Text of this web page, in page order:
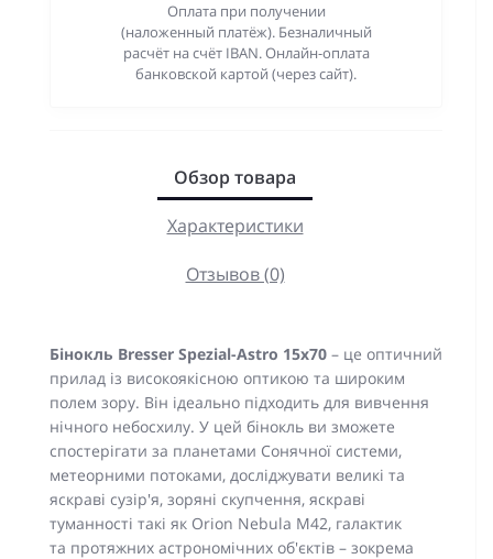
Оплата при получении
(наложенный платёж). Безналичный
расчёт на счёт IBAN. Онлайн-оплата
банковской картой (через сайт).
Обзор товара
Характеристики
Отзывов (0)
Бінокль Bresser Spezial-Astro 15x70 – це оптичний
прилад із високоякісною оптикою та широким
полем зору. Він ідеально підходить для вивчення
нічного небосхилу. У цей бінокль ви зможете
спостерігати за планетами Сонячної системи,
метеорними потоками, досліджувати великі та
яскраві сузір'я, зоряні скупчення, яскраві
туманності такі як Orion Nebula M42, галактик
та протяжних астрономічних об'єктів – зокрема